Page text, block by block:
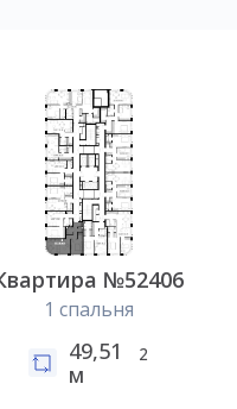
№52406
1 спальня
49,51
м
2